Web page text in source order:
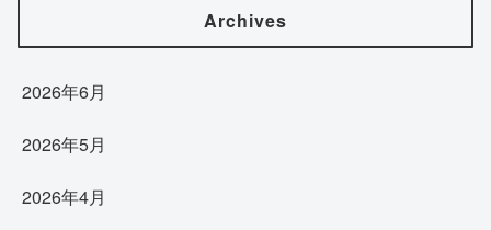
Archives
2026年6月
2026年5月
2026年4月